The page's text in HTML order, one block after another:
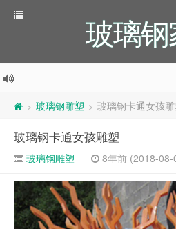
玻璃钢
> 玻璃钢雕塑 > 玻璃钢卡通女孩
玻璃钢卡通女孩雕塑
玻璃钢雕塑 8年前 (2018-08-